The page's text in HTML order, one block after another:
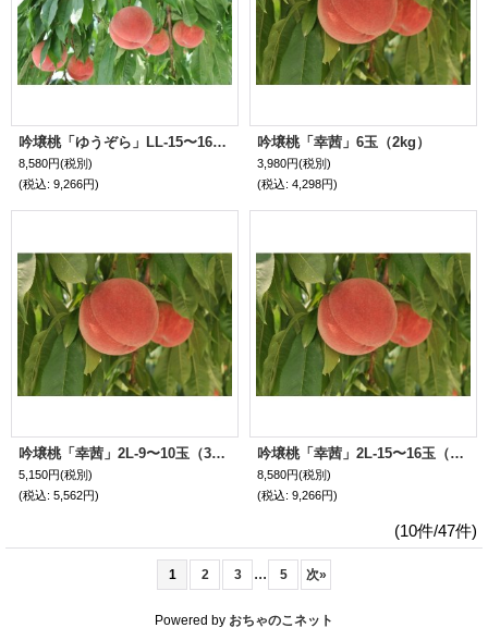
吟壌桃「ゆうぞら」LL-15〜16玉（5kg）
8,580円(税別)
(税込: 9,266円)
吟壌桃「幸茜」6玉（2kg）
3,980円(税別)
(税込: 4,298円)
吟壌桃「幸茜」2L-9〜10玉（3kg）
5,150円(税別)
(税込: 5,562円)
吟壌桃「幸茜」2L-15〜16玉（5kg）
8,580円(税別)
(税込: 9,266円)
(10件/47件)
1 2 3 ... 5 次»
Powered by おちゃのこネット